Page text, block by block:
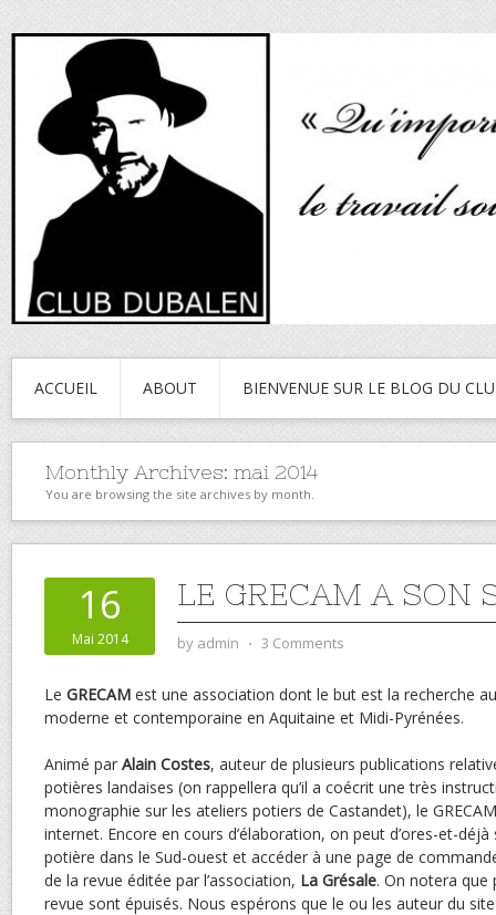
ACCUEIL ABOUT BIENVENUE SUR LE BLOG DU
Monthly Archives: mai 2014
You are browsing the site archives by month.
16
Mai 2014
LE GRECAM A SON
by admin ⋅ 3 Comments
Le GRECAM est une association dont le but est la recherche
moderne et contemporaine en Aquitaine et Midi-Pyrénées.
Animé par Alain Costes, auteur de plusieurs publications
potières landaises (on rappellera qu’il a coécrit une très
monographie sur les ateliers potiers de Castandet), le
internet. Encore en cours d’élaboration, on peut d’ores-et-déjà
potière dans le Sud-ouest et accéder à une page de
de la revue éditée par l’association, La Grésale. On notera que
revue sont épuisés. Nous espérons que le ou les auteur du